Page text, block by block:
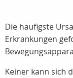
Die häufigste
Erkrankungen
Keiner kann sich